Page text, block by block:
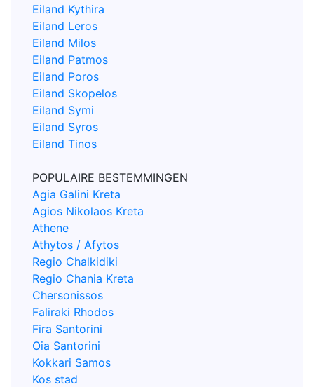
Eiland Kythira
Eiland Leros
Eiland Milos
Eiland Patmos
Eiland Poros
Eiland Skopelos
Eiland Symi
Eiland Syros
Eiland Tinos
POPULAIRE BESTEMMINGEN
Agia Galini Kreta
Agios Nikolaos Kreta
Athene
Athytos / Afytos
Regio Chalkidiki
Regio Chania Kreta
Chersonissos
Faliraki Rhodos
Fira Santorini
Oia Santorini
Kokkari Samos
Kos stad